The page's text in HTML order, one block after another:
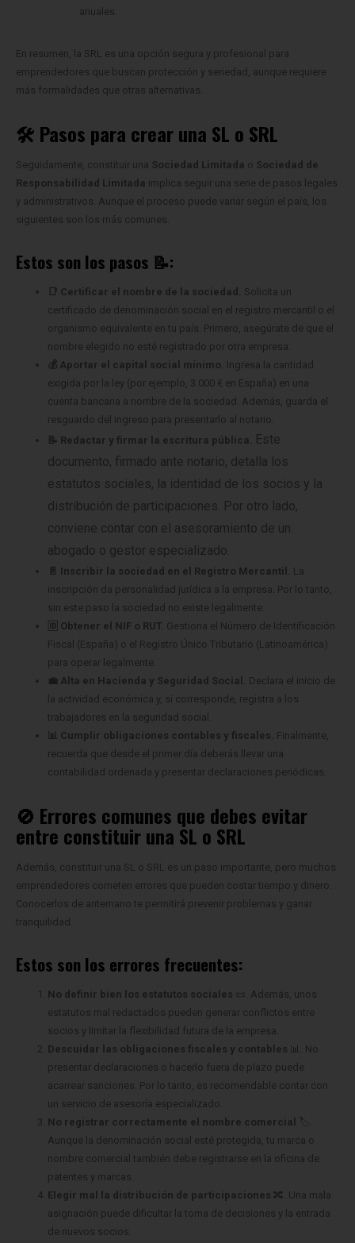
anuales.
En resumen, la SRL es una opción segura y profesional para
emprendedores que buscan protección y seriedad, aunque requiere
más formalidades que otras alternativas.
🛠️ Pasos para crear una SL o SRL
Seguidamente, constituir una Sociedad Limitada o Sociedad de
Responsabilidad Limitada implica seguir una serie de pasos legales
y administrativos. Aunque el proceso puede variar según el país, los
siguientes son los más comunes.
Estos son los pasos 📝:
📑 Certificar el nombre de la sociedad. Solicita un
certificado de denominación social en el registro mercantil o el
organismo equivalente en tu país. Primero, asegúrate de que el
nombre elegido no esté registrado por otra empresa.
💰 Aportar el capital social mínimo. Ingresa la cantidad
exigida por la ley (por ejemplo, 3.000 € en España) en una
cuenta bancaria a nombre de la sociedad. Además, guarda el
resguardo del ingreso para presentarlo al notario.
📝 Redactar y firmar la escritura pública.
Este
documento, firmado ante notario, detalla los
estatutos sociales, la identidad de los socios y la
distribución de participaciones. Por otro lado,
conviene contar con el asesoramiento de un
abogado o gestor especializado.
📄 Inscribir la sociedad en el Registro Mercantil. La
inscripción da personalidad jurídica a la empresa. Por lo tanto,
sin este paso la sociedad no existe legalmente.
🆔 Obtener el NIF o RUT. Gestiona el Número de Identificación
Fiscal (España) o el Registro Único Tributario (Latinoamérica)
para operar legalmente.
💼 Alta en Hacienda y Seguridad Social. Declara el inicio de
la actividad económica y, si corresponde, registra a los
trabajadores en la seguridad social.
📊 Cumplir obligaciones contables y fiscales. Finalmente,
recuerda que desde el primer día deberás llevar una
contabilidad ordenada y presentar declaraciones periódicas.
🚫 Errores comunes que debes evitar
entre constituir una SL o SRL
Además, constituir una SL o SRL es un paso importante, pero muchos
emprendedores cometen errores que pueden costar tiempo y dinero.
Conocerlos de antemano te permitirá prevenir problemas y ganar
tranquilidad.
Estos son los errores frecuentes:
No definir bien los estatutos sociales 📜. Además, unos
estatutos mal redactados pueden generar conflictos entre
socios y limitar la flexibilidad futura de la empresa.
Descuidar las obligaciones fiscales y contables 📊. No
presentar declaraciones o hacerlo fuera de plazo puede
acarrear sanciones. Por lo tanto, es recomendable contar con
un servicio de asesoría especializado.
No registrar correctamente el nombre comercial
🏷️.
Aunque la denominación social esté protegida, tu marca o
nombre comercial también debe registrarse en la oficina de
patentes y marcas.
Elegir mal la distribución de participaciones 🔀. Una mala
asignación puede dificultar la toma de decisiones y la entrada
de nuevos socios.